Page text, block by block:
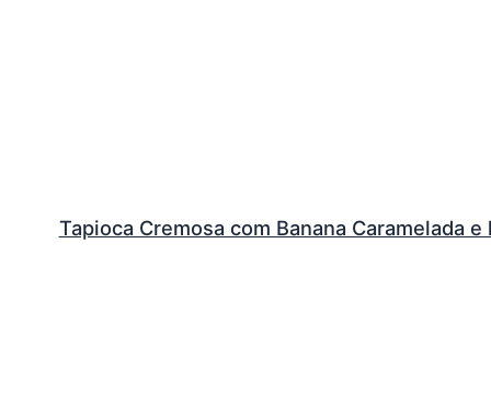
Tapioca Cremosa com Banana Caramelada